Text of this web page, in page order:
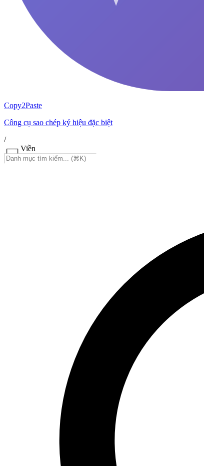
Copy2Paste
Công cụ sao chép ký hiệu đặc biệt
/
┌─┐ Viền